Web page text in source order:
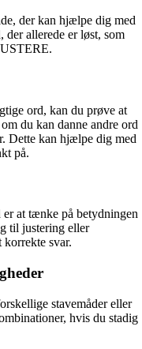
der kan hjælpe dig med
der allerede er løst, som
ord, kan du prøve at
du kan danne andre ord
Dette kan hjælpe dig med
på.
at tænke på betydningen
til justering eller
svar.
stavemåder eller
hvis du stadig